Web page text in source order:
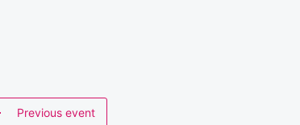
Previous event